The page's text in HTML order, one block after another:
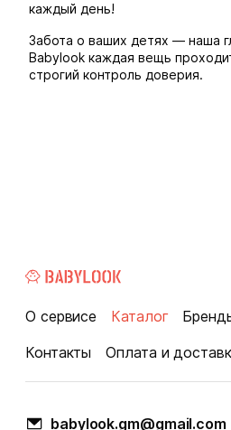
каждый день!
Забота о ваших детях — наша
Babylook каждая вещь
строгий контроль доверия.
О сервисе Каталог
Контакты
Оплата и
babylook.gm@gmail.com